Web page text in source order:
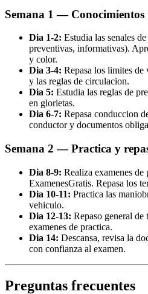
Semana 1 — Conocimientos
Dia 1-2: Estudia las senales
preventivas, informativas).
y color.
Dia 3-4: Repasa los limites de
y las reglas de circulacion.
Dia 5: Estudia las reglas de
en glorietas.
Dia 6-7: Repasa conduccion
conductor y documentos
Semana 2 — Practica y
Dia 8-9: Realiza examenes de
ExamenesGratis. Repasa los
Dia 10-11: Practica las
vehiculo.
Dia 12-13: Repaso general de
examenes de practica.
Dia 14: Descansa, revisa la
con confianza al examen.
Preguntas frecuentes